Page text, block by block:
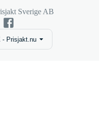
Sverige AB
- Prisjakt.nu